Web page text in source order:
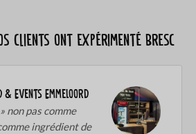
clients ont expérimenté Bresc
& Events Emmeloord
non pas comme
ingrédient de